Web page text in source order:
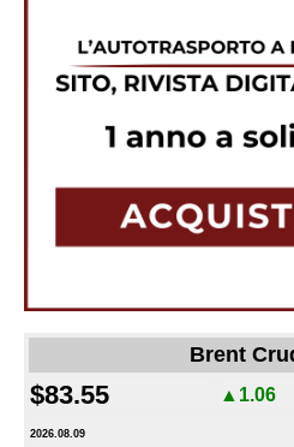
Brent
$83.55 ▲1.06
2026.08.09